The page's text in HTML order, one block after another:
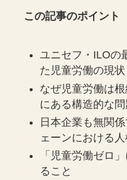
この記事のポイント
ユニセフ・ILOの
た児童労働の現状
なぜ児童労働は
にある構造的な問
日本企業も無関
ェーンにおける
「児童労働ゼロ
ること